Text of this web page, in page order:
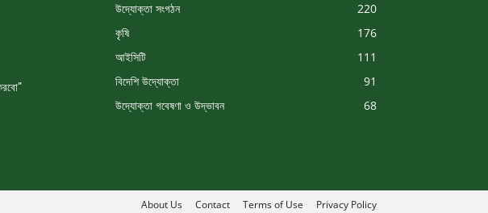
উদ্যোক্তা সংগঠন
220
কৃষি
176
আইসিটি
111
বিদেশি উদ্যোক্তা
91
উদ্যোক্তা গবেষণা ও উদ্ভাবন
68
About Us Contact Terms of Use Privacy Policy